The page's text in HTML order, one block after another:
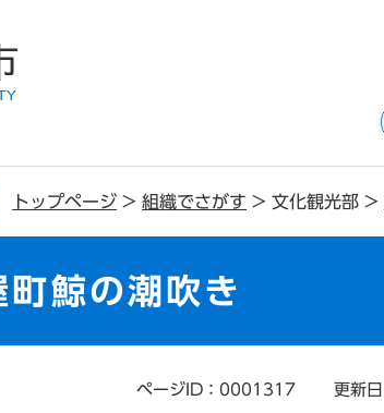
トップページ > 組織でさがす > 文化観光部 >
町鯨の潮吹き
ページID：0001317 更新